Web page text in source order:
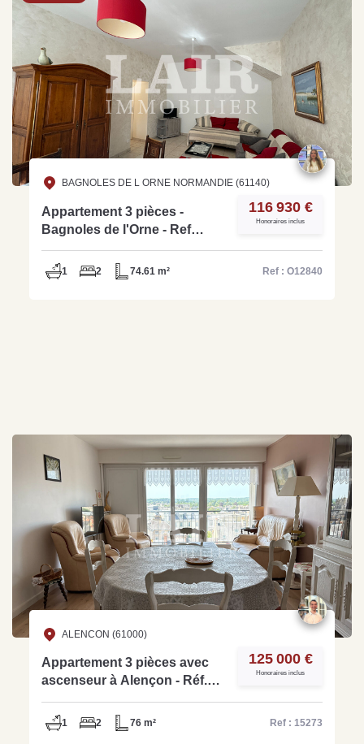
BAGNOLES DE L ORNE NORMANDIE (61140)
Appartement 3 pièces -
Bagnoles de l'Orne - Ref
O12840
116 930 €
Honoraires inclus
1 2 74.61 m² Ref : O12840
ALENCON (61000)
Appartement 3 pièces avec
ascenseur à Alençon - Réf.
125 000 €
Honoraires inclus
1 2 76 m² Ref : 15273